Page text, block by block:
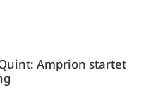
Amprion startet